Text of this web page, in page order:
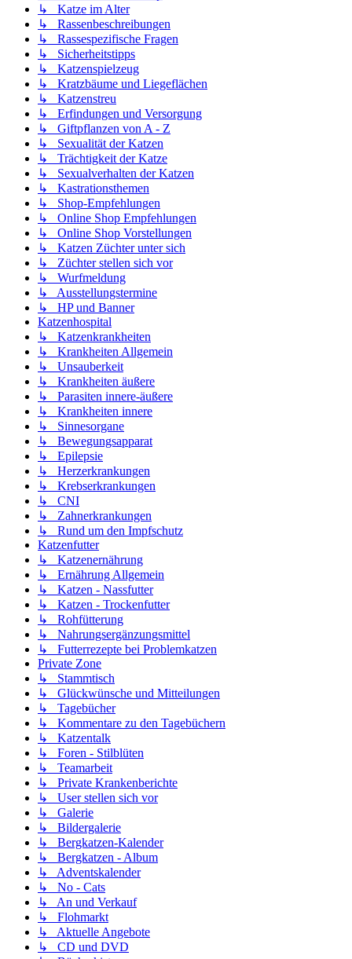
↳ Katze im Alter
↳ Rassenbeschreibungen
↳ Rassespezifische Fragen
↳ Sicherheitstipps
↳ Katzenspielzeug
↳ Kratzbäume und Liegeflächen
↳ Katzenstreu
↳ Erfindungen und Versorgung
↳ Giftpflanzen von A - Z
↳ Sexualität der Katzen
↳ Trächtigkeit der Katze
↳ Sexualverhalten der Katzen
↳ Kastrationsthemen
↳ Shop-Empfehlungen
↳ Online Shop Empfehlungen
↳ Online Shop Vorstellungen
↳ Katzen Züchter unter sich
↳ Züchter stellen sich vor
↳ Wurfmeldung
↳ Ausstellungstermine
↳ HP und Banner
Katzenhospital
↳ Katzenkrankheiten
↳ Krankheiten Allgemein
↳ Unsauberkeit
↳ Krankheiten äußere
↳ Parasiten innere-äußere
↳ Krankheiten innere
↳ Sinnesorgane
↳ Bewegungsapparat
↳ Epilepsie
↳ Herzerkrankungen
↳ Krebserkrankungen
↳ CNI
↳ Zahnerkrankungen
↳ Rund um den Impfschutz
Katzenfutter
↳ Katzenernährung
↳ Ernährung Allgemein
↳ Katzen - Nassfutter
↳ Katzen - Trockenfutter
↳ Rohfütterung
↳ Nahrungsergänzungsmittel
↳ Futterrezepte bei Problemkatzen
Private Zone
↳ Stammtisch
↳ Glückwünsche und Mitteilungen
↳ Tagebücher
↳ Kommentare zu den Tagebüchern
↳ Katzentalk
↳ Foren - Stilblüten
↳ Teamarbeit
↳ Private Krankenberichte
↳ User stellen sich vor
↳ Galerie
↳ Bildergalerie
↳ Bergkatzen-Kalender
↳ Bergkatzen - Album
↳ Adventskalender
↳ No - Cats
↳ An und Verkauf
↳ Flohmarkt
↳ Aktuelle Angebote
↳ CD und DVD